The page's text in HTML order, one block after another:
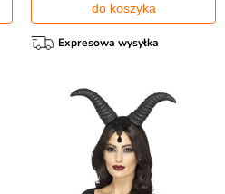
do koszyka
Expresowa wysyłka